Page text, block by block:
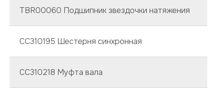
TBR00060 Подшипник звездочки натяжения
CC310195 Шестерня синхронная
CC310218 Муфта вала